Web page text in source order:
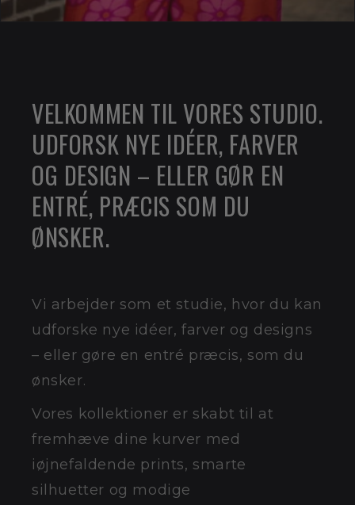
VELKOMMEN TIL VORES STUDIO.
UDFORSK NYE IDÉER, FARVER
OG DESIGN – ELLER GØR EN
ENTRÉ, PRÆCIS SOM DU
ØNSKER.
Vi arbejder som et studie, hvor du kan
udforske nye idéer, farver og designs
– eller gøre en entré præcis, som du
ønsker.
Vores kollektioner er skabt til at
fremhæve dine kurver med
iøjnefaldende prints, smarte
silhuetter og modige